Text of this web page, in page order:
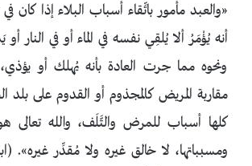
«والعبد مأمور باتِّقاء أسباب البلاء إذا كان
أنه يُؤْمَرُ ألا يُلقِي نفسه في الماء أو في النار
ونحوه مما جرت العادة بأنه يُهلك أو
مقاربة المريض كالمجذوم أو القدوم على بلد
كلها أسباب للمرض والتَّلَف، والله تعالى
ومسبباتها، لا خالق غيره ولا مُقدِّر غيره».